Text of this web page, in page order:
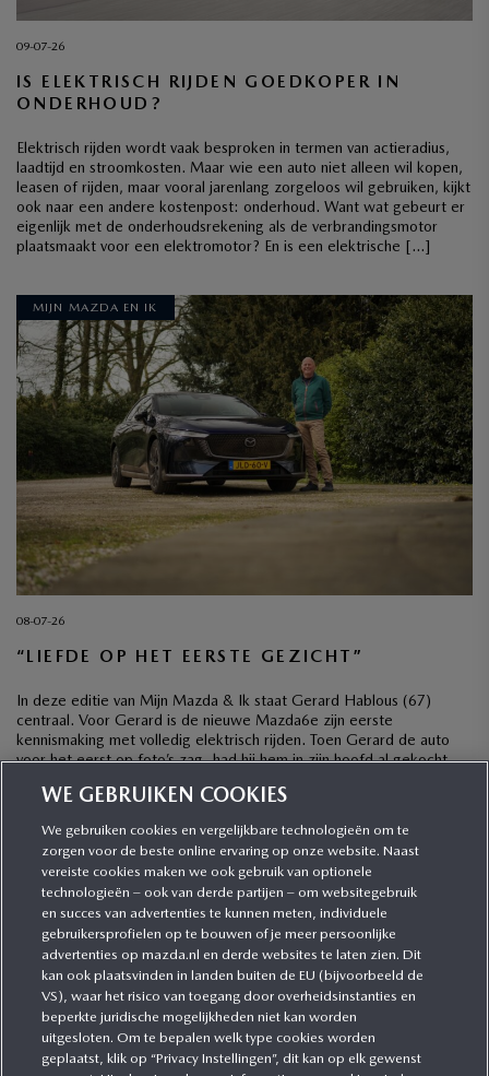
09-07-26
IS ELEKTRISCH RIJDEN GOEDKOPER IN
ONDERHOUD?
Elektrisch rijden wordt vaak besproken in termen van actieradius,
laadtijd en stroomkosten. Maar wie een auto niet alleen wil kopen,
leasen of rijden, maar vooral jarenlang zorgeloos wil gebruiken, kijkt
ook naar een andere kostenpost: onderhoud. Want wat gebeurt er
eigenlijk met de onderhoudsrekening als de verbrandingsmotor
plaatsmaakt voor een elektromotor? En is een elektrische […]
MIJN MAZDA EN IK
08-07-26
“LIEFDE OP HET EERSTE GEZICHT”
In deze editie van Mijn Mazda & Ik staat Gerard Hablous (67)
centraal. Voor Gerard is de nieuwe Mazda6e zijn eerste
kennismaking met volledig elektrisch rijden. Toen Gerard de auto
voor het eerst op foto’s zag, had hij hem in zijn hoofd al gekocht,
CATEGORIEËN
MEER INFORMATIE
MEER ERVAREN
WE GEBRUIKEN COOKIES
We gebruiken cookies en vergelijkbare technologieën om te
zorgen voor de beste online ervaring op onze website. Naast
vereiste cookies maken we ook gebruik van optionele
technologieën – ook van derde partijen – om websitegebruik
en succes van advertenties te kunnen meten, individuele
gebruikersprofielen op te bouwen of je meer persoonlijke
advertenties op mazda.nl en derde websites te laten zien. Dit
kan ook plaatsvinden in landen buiten de EU (bijvoorbeeld de
VS), waar het risico van toegang door overheidsinstanties en
beperkte juridische mogelijkheden niet kan worden
uitgesloten. Om te bepalen welk type cookies worden
geplaatst, klik op “Privacy Instellingen”, dit kan op elk gewenst